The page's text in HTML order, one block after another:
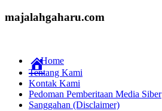
majalahgaharu.com
Home
Tentang Kami
Kontak Kami
Pedoman Pemberitaan Media Siber
Sanggahan (Disclaimer)